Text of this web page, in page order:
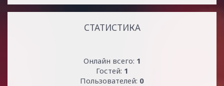
СТАТИСТИКА
Онлайн всего: 1
Гостей: 1
Пользователей: 0